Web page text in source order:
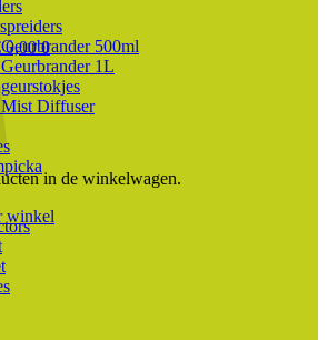
0,00 0
in de winkelwagen.
winkel
500ml
1L
Diffuser